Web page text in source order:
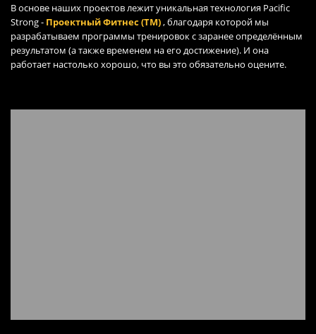
В основе наших проектов лежит уникальная технология Pacific
Strong - Проектный Фитнес (TM), благодаря которой мы
разрабатываем программы тренировок с заранее определённым
результатом (а также временем на его достижение). И она
работает настолько хорошо, что вы это обязательно оцените.